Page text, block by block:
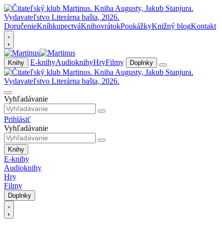
DoručenieKníhkupectváKnihovrátokPoukážkyKnižný blogKontakt
Knihy E-knihyAudioknihyHryFilmy Doplnky
Vyhľadávanie
Prihlásiť
Vyhľadávanie
Knihy
E-knihy
Audioknihy
Hry
Filmy
Doplnky